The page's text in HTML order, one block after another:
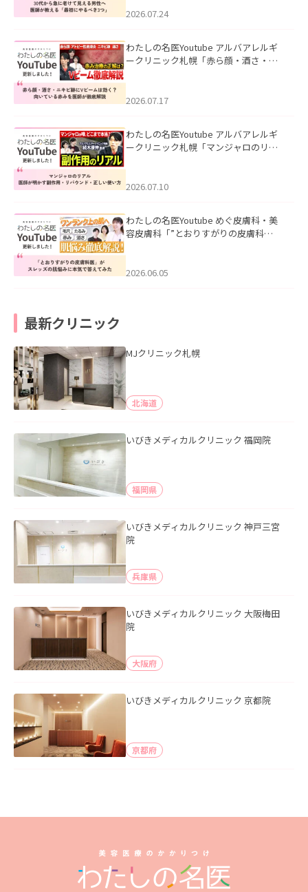
た。
2026.07.24
わたしの名医Youtube アルバアレルギ
ークリニック札幌「赤ら顔・酒さ・ニ
した。
2026.07.17
わたしの名医Youtube アルバアレルギ
ークリニック札幌「マンジャロのリア
た。
2026.07.10
わたしの名医Youtube めぐ皮膚科・美
容皮膚科「”とおりすがりの皮膚科
2026.06.05
最新クリニック
MJクリニック札幌
北海道
いびきメディカルクリニック 福岡院
福岡県
いびきメディカルクリニック 神戸三宮
院
兵庫県
いびきメディカルクリニック 大阪梅田
院
大阪府
いびきメディカルクリニック 京都院
京都府